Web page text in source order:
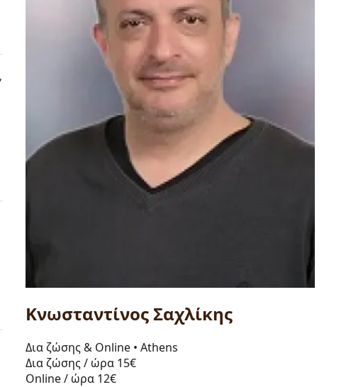
Κνωσταντίνος Σαχλίκης
Δια ζώσης & Online • Athens
Δια ζώσης / ώρα 15€
Online / ώρα 12€